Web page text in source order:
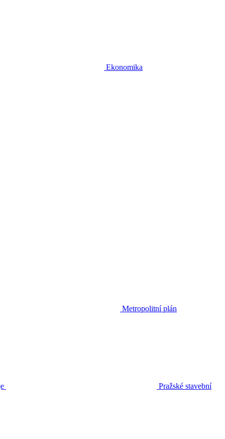
Ekonomika
Metropolitní plán
Pražské stavební